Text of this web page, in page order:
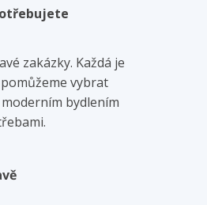
zakázky. Každá je
vybrat
bydlením